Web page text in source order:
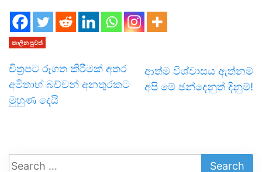
කාලීන පුවත්
චිත්‍රපට රූගත කිරීමක් අතර
අමිතාභ් බච්චන් අනතුරකට
මුහුණ දෙයි
ආත්ම විශ්වාසය ඇත්නම්
අපි මේ ඡන්දෙනුත් දිනුම්!